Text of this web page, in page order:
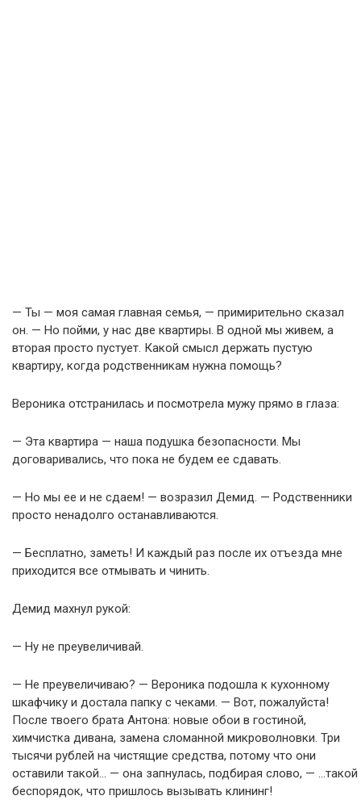
— Ты — моя самая главная семья, — примирительно сказал
он. — Но пойми, у нас две квартиры. В одной мы живем, а
вторая просто пустует. Какой смысл держать пустую
квартиру, когда родственникам нужна помощь?
Вероника отстранилась и посмотрела мужу прямо в глаза:
— Эта квартира — наша подушка безопасности. Мы
договаривались, что пока не будем ее сдавать.
— Но мы ее и не сдаем! — возразил Демид. — Родственники
просто ненадолго останавливаются.
— Бесплатно, заметь! И каждый раз после их отъезда мне
приходится все отмывать и чинить.
Демид махнул рукой:
— Ну не преувеличивай.
— Не преувеличиваю? — Вероника подошла к кухонному
шкафчику и достала папку с чеками. — Вот, пожалуйста!
После твоего брата Антона: новые обои в гостиной,
химчистка дивана, замена сломанной микроволновки. Три
тысячи рублей на чистящие средства, потому что они
оставили такой… — она запнулась, подбирая слово, — …такой
беспорядок, что пришлось вызывать клининг!